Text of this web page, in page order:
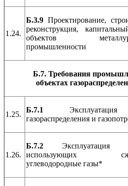
1.24.
Б.3.9 Проектирование,
реконструкция,
объектов
промышленности
Б.7. Требования
объектах
1.25.
Б.7.1
газораспределения и
1.26.
Б.7.2 Эксплуатация
использующих
углеводородные газы*